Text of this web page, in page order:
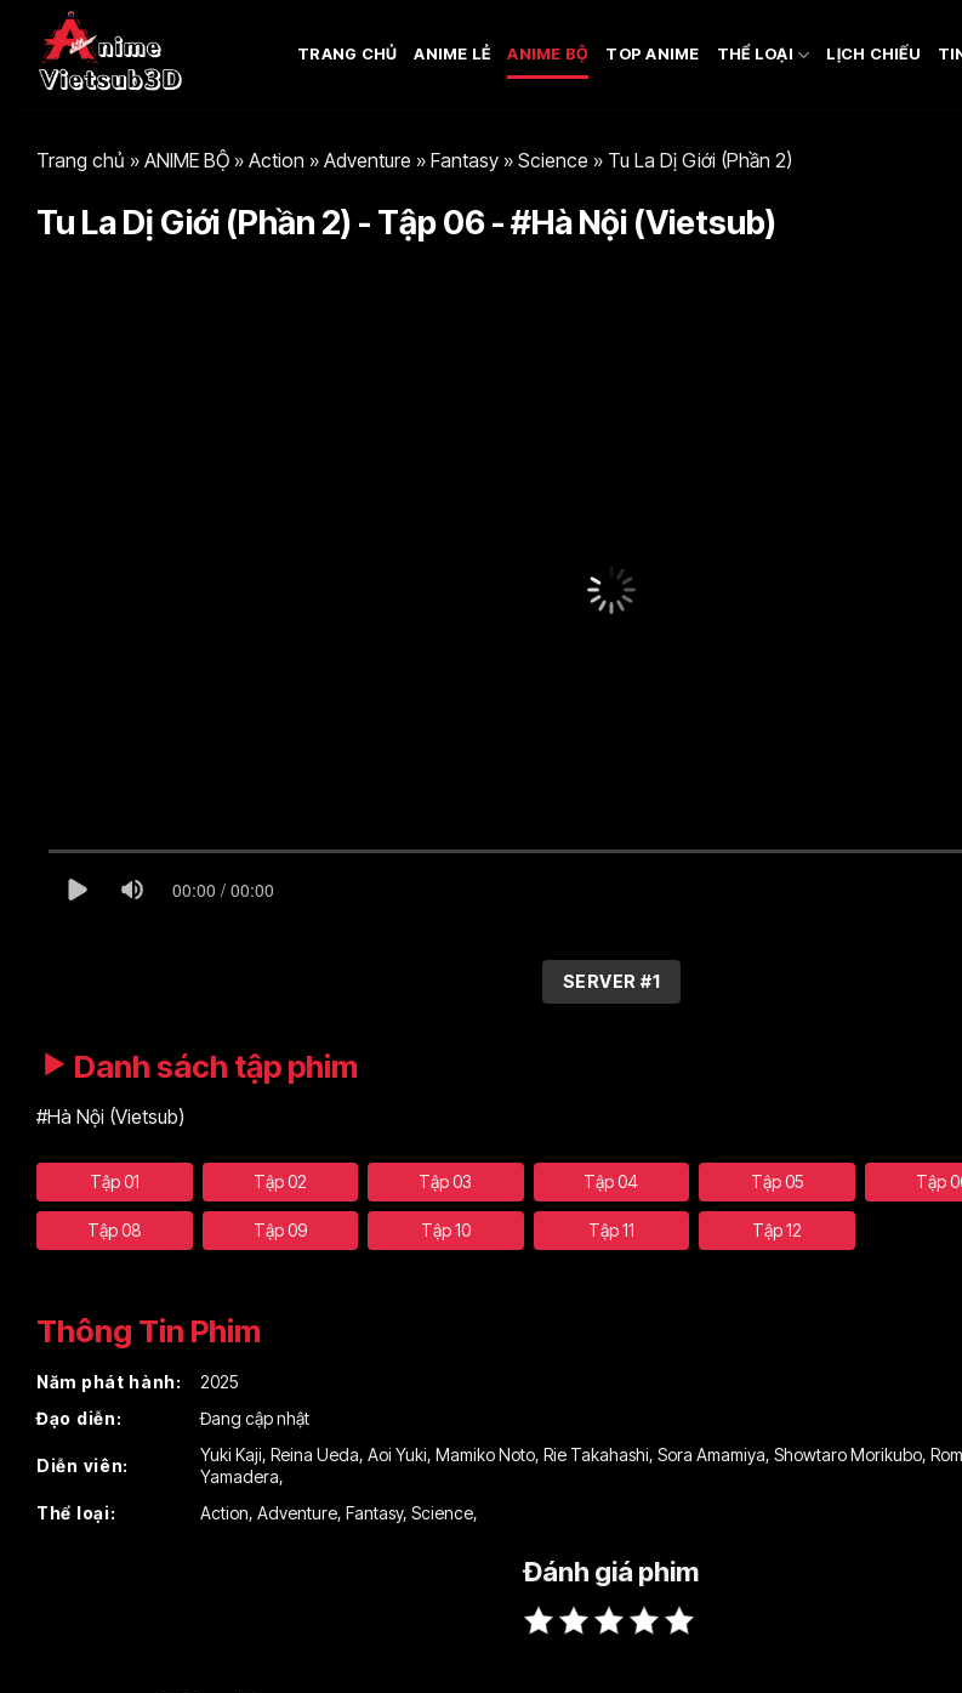
TRANG CHỦ ANIME LẺ ANIME BỘ TOP ANIME THỂ LOẠI LỊCH CHIẾU
Trang chủ » ANIME BỘ » Action » Adventure » Fantasy » Science » Tu La Dị Giới (Phần 2)
Tu La Dị Giới (Phần 2) - Tập 06 - #Hà Nội (Vietsub)
00:00 / 00:00
SERVER #1
Danh sách tập phim
#Hà Nội (Vietsub)
Tập 01 Tập 02 Tập 03 Tập 04 Tập 05 Tập
Tập 08 Tập 09 Tập 10 Tập 11 Tập 12
Thông Tin Phim
Năm phát hành:
2025
Đạo diễn:
Đang cập nhật
Diễn viên:
Yuki Kaji, Reina Ueda, Aoi Yuki, Mamiko Noto, Rie Takahashi, Sora Amamiya, Showtaro Morikubo,
Yamadera,
Thể loại:
Action, Adventure, Fantasy, Science,
Đánh giá phim